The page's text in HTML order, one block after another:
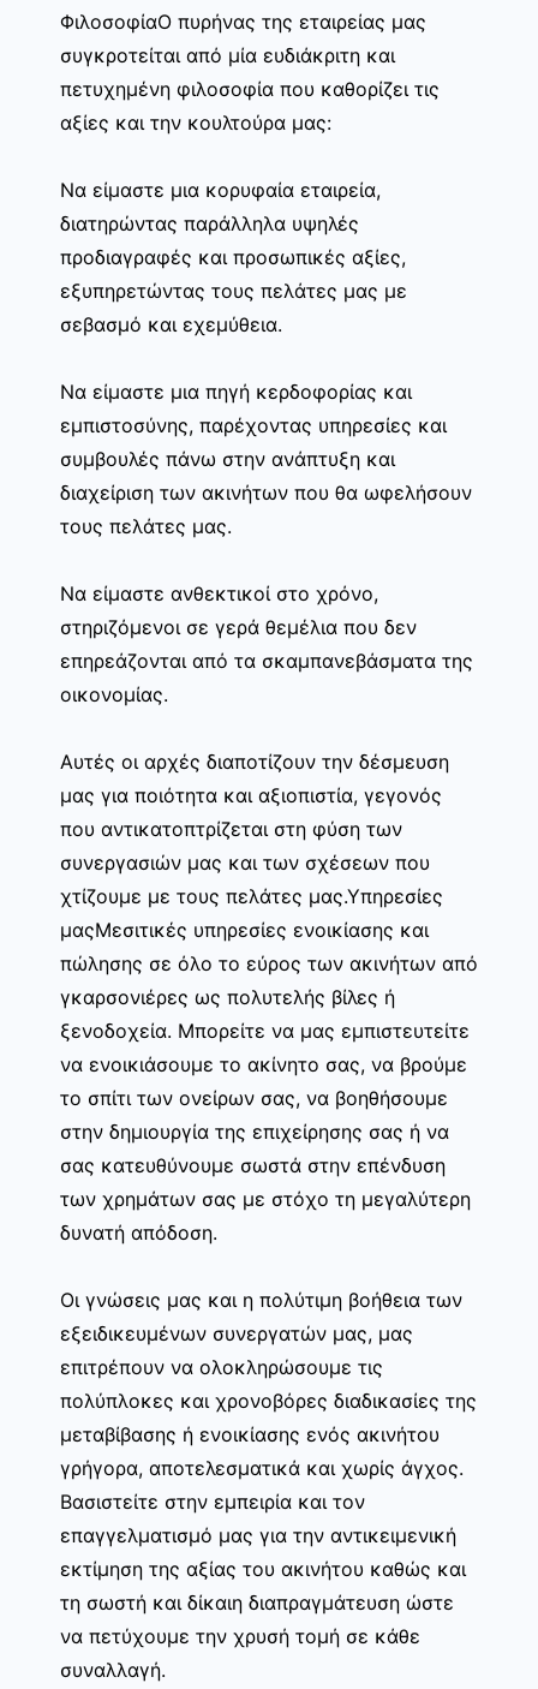
ΦιλοσοφίαΟ πυρήνας της εταιρείας μας
συγκροτείται από μία ευδιάκριτη και
πετυχημένη φιλοσοφία που καθορίζει τις
αξίες και την κουλτούρα μας:
Να είμαστε μια κορυφαία εταιρεία,
διατηρώντας παράλληλα υψηλές
προδιαγραφές και προσωπικές αξίες,
εξυπηρετώντας τους πελάτες μας με
σεβασμό και εχεμύθεια.
Να είμαστε μια πηγή κερδοφορίας και
εμπιστοσύνης, παρέχοντας υπηρεσίες και
συμβουλές πάνω στην ανάπτυξη και
διαχείριση των ακινήτων που θα ωφελήσουν
τους πελάτες μας.
Να είμαστε ανθεκτικοί στο χρόνο,
στηριζόμενοι σε γερά θεμέλια που δεν
επηρεάζονται από τα σκαμπανεβάσματα της
οικονομίας.
Αυτές οι αρχές διαποτίζουν την δέσμευση
μας για ποιότητα και αξιοπιστία, γεγονός
που αντικατοπτρίζεται στη φύση των
συνεργασιών μας και των σχέσεων που
χτίζουμε με τους πελάτες μας.Υπηρεσίες
μαςΜεσιτικές υπηρεσίες ενοικίασης και
πώλησης σε όλο το εύρος των ακινήτων από
γκαρσονιέρες ως πολυτελής βίλες ή
ξενοδοχεία. Μπορείτε να μας εμπιστευτείτε
να ενοικιάσουμε το ακίνητο σας, να βρούμε
το σπίτι των ονείρων σας, να βοηθήσουμε
στην δημιουργία της επιχείρησης σας ή να
σας κατευθύνουμε σωστά στην επένδυση
των χρημάτων σας με στόχο τη μεγαλύτερη
δυνατή απόδοση.
Οι γνώσεις μας και η πολύτιμη βοήθεια των
εξειδικευμένων συνεργατών μας, μας
επιτρέπουν να ολοκληρώσουμε τις
πολύπλοκες και χρονοβόρες διαδικασίες της
μεταβίβασης ή ενοικίασης ενός ακινήτου
γρήγορα, αποτελεσματικά και χωρίς άγχος.
Βασιστείτε στην εμπειρία και τον
επαγγελματισμό μας για την αντικειμενική
εκτίμηση της αξίας του ακινήτου καθώς και
τη σωστή και δίκαιη διαπραγμάτευση ώστε
να πετύχουμε την χρυσή τομή σε κάθε
συναλλαγή.